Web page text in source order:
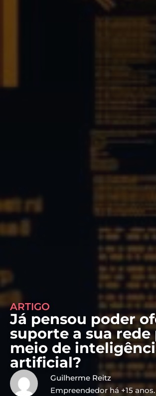
ARTIGO
Já pensou poder
suporte a sua rede
meio de
artificial?
Guilherme Reitz
Empreendedor há +15